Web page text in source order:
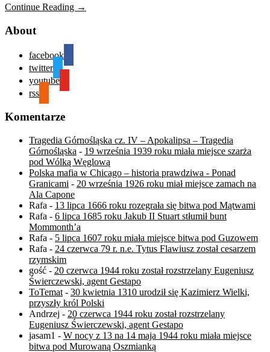
Continue Reading →
About
facebook
twitter
youtube
rss
Komentarze
Tragedia Górnośląska cz. IV – Apokalipsa – Tragedia
Górnośląska - 19 września 1939 roku miała miejsce szarża
pod Wólką Węglową
Polska mafia w Chicago – historia prawdziwa - Ponad
Granicami - 20 września 1926 roku miał miejsce zamach na
Ala Capone
Rafa - 13 lipca 1666 roku rozegrała się bitwa pod Mątwami
Rafa - 6 lipca 1685 roku Jakub II Stuart stłumił bunt
Mommonth’a
Rafa - 5 lipca 1607 roku miała miejsce bitwa pod Guzowem
Rafa - 24 czerwca 79 r. n.e. Tytus Flawiusz został cesarzem
rzymskim
gość - 20 czerwca 1944 roku został rozstrzelany Eugeniusz
Świerczewski, agent Gestapo
ToTemat - 30 kwietnia 1310 urodził się Kazimierz Wielki,
przyszły król Polski
Andrzej - 20 czerwca 1944 roku został rozstrzelany
Eugeniusz Świerczewski, agent Gestapo
jasam1 - W nocy z 13 na 14 maja 1944 roku miała miejsce
bitwa pod Murowaną Oszmianką